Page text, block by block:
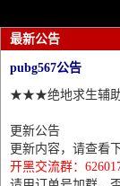
最新公告
pubg567公告
★★★绝地求生辅
更新公告
更新内容，请查看
开黑交流群：